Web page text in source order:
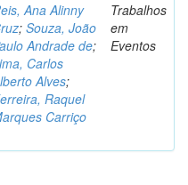
Ana Alinny
; Souza, João
Andrade de;
Carlos
Alves;
Raquel
Carriço
Trabalhos
em
Eventos